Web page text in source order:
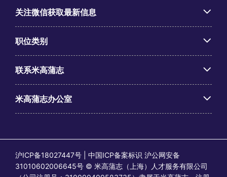
关注微信获取最新信息
职位类别
联系米高蒲志
米高蒲志办公室
沪ICP备18027447号 | 中国ICP备案标识 沪公网安备
31010602006645号 © 米高蒲志（上海）人才服务有限公司